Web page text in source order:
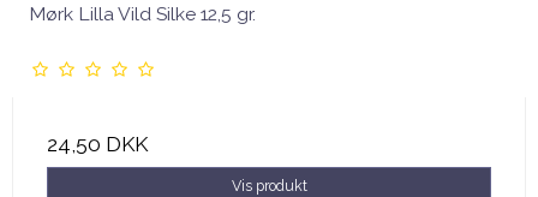
Mørk Lilla Vild Silke 12,5 gr.
24,50 DKK
Vis produkt